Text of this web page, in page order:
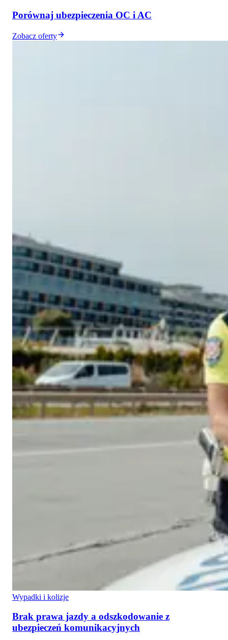
Porównaj ubezpieczenia OC i AC
Zobacz oferty
Wypadki i kolizje
Brak prawa jazdy a odszkodowanie z
ubezpieczeń komunikacyjnych